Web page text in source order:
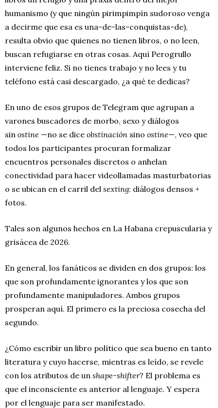
humanismo (y que ningún pirimpimpín sudoroso venga
a decirme que esa es una-de-las-conquistas-de),
resulta obvio que quienes no tienen libros, o no leen,
buscan refugiarse en otras cosas. Aquí Perogrullo
interviene feliz. Si no tienes trabajo y no lees y tu
teléfono está casi descargado, ¿a qué te dedicas?
En uno de esos grupos de Telegram que agrupan a
varones buscadores de morbo, sexo y diálogos
sin ostine —no se dice obstinación sino ostine—, veo que
todos los participantes procuran formalizar
encuentros personales discretos o anhelan
conectividad para hacer videollamadas masturbatorias
o se ubican en el carril del sexting: diálogos densos +
fotos.
Tales son algunos hechos en La Habana crepuscularia y
grisácea de 2026.
En general, los fanáticos se dividen en dos grupos: los
que son profundamente ignorantes y los que son
profundamente manipuladores. Ambos grupos
prosperan aquí. El primero es la preciosa cosecha del
segundo.
¿Cómo escribir un libro político que sea bueno en tanto
literatura y cuyo hacerse, mientras es leído, se revele
con los atributos de un shape-shifter? El problema es
que el inconsciente es anterior al lenguaje. Y espera
por el lenguaje para ser manifestado.